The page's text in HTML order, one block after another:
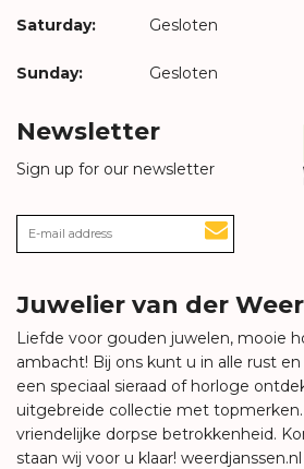
Saturday: Gesloten
Sunday: Gesloten
Newsletter
Sign up for our newsletter
Juwelier van der
Liefde voor gouden juwelen, mooie
ambacht! Bij ons kunt u in alle rust
een speciaal sieraad of horloge
uitgebreide collectie met
vriendelijke dorpse betrokkenheid.
staan wij voor u klaar! weerdjanssen.nl